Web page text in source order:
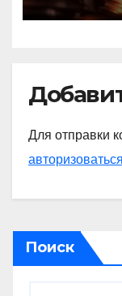
Для отправки
авторизоваться
Поиск